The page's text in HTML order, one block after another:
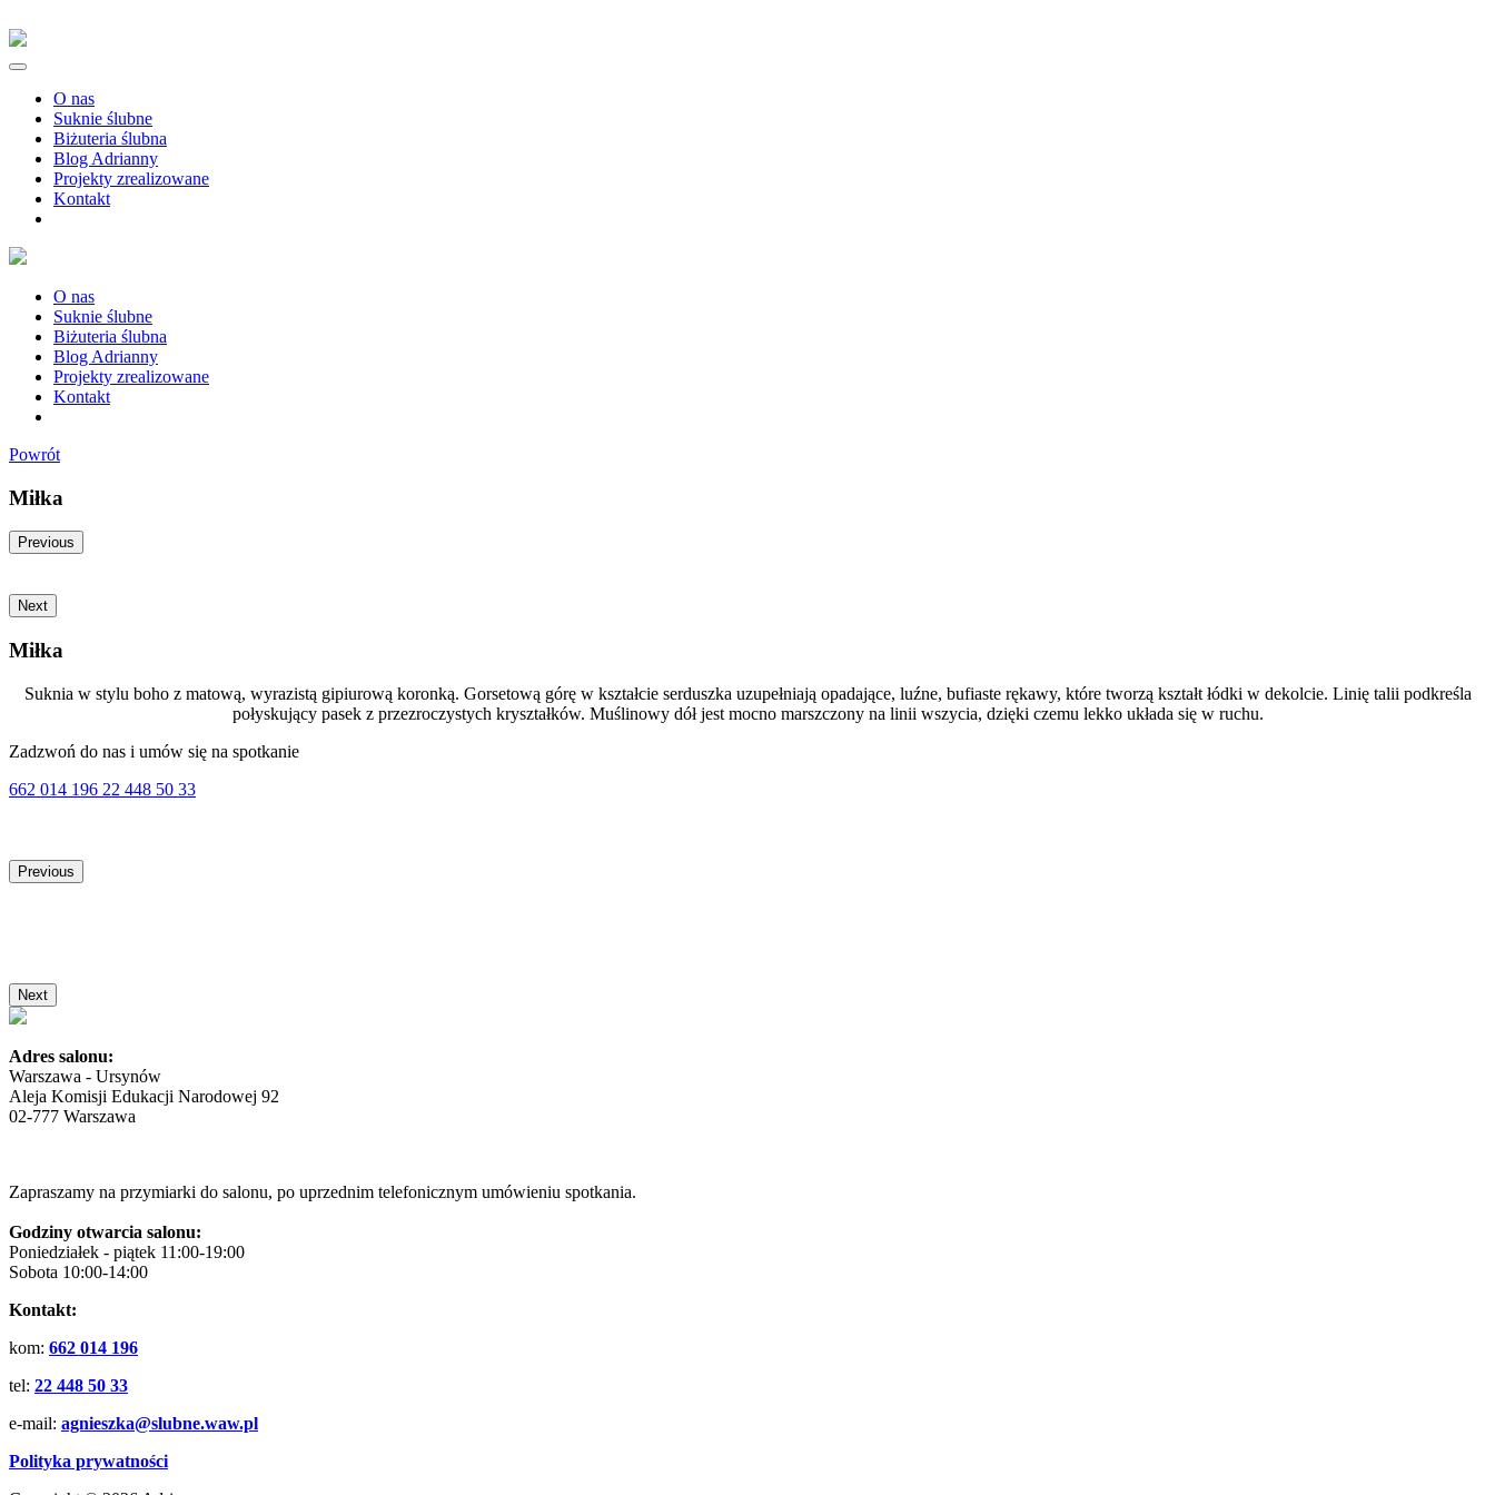
O nas
Suknie ślubne
Biżuteria ślubna
Blog Adrianny
Projekty zrealizowane
Kontakt
O nas
Suknie ślubne
Biżuteria ślubna
Blog Adrianny
Projekty zrealizowane
Kontakt
Powrót
Miłka
Previous
Next
Miłka
Suknia w stylu boho z matową, wyrazistą gipiurową koronką. Gorsetową górę w kształcie serduszka uzupełniają opadające, luźne, bufiaste rękawy, które tworzą kształt łódki w dekolcie. Linię talii podkreśla
połyskujący pasek z przezroczystych kryształków. Muślinowy dół jest mocno marszczony na linii wszycia, dzięki czemu lekko układa się w ruchu.
Zadzwoń do nas i umów się na spotkanie
662 014 196 22 448 50 33
Previous
Next
Adres salonu:
Warszawa - Ursynów
Aleja Komisji Edukacji Narodowej 92
02-777 Warszawa
Zapraszamy na przymiarki do salonu, po uprzednim telefonicznym umówieniu spotkania.
Godziny otwarcia salonu:
Poniedziałek - piątek 11:00-19:00
Sobota 10:00-14:00
Kontakt:
kom: 662 014 196
tel: 22 448 50 33
e-mail: agnieszka@slubne.waw.pl
Polityka prywatności